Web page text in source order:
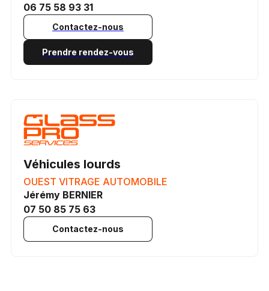
06 75 58 93 31
Contactez-nous
Prendre rendez-vous
Véhicules lourds
OUEST VITRAGE AUTOMOBILE
Jérémy BERNIER
07 50 85 75 63
Contactez-nous